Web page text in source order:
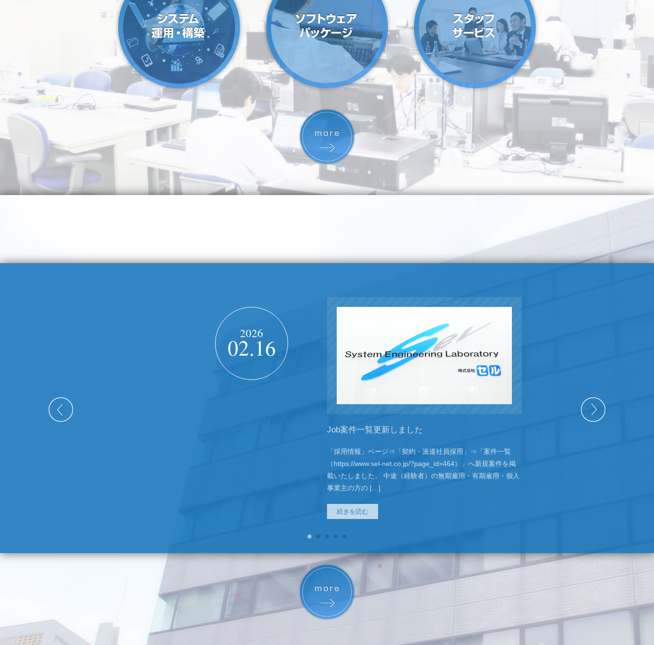
2026
02.16
Job案件一覧更新しました
「採用情報」ページ⇒「契約・派遣社員採用」⇒「案件一覧
（https://www.sel-net.co.jp/?page_id=464）」へ新規案件を掲
載いたしました。 中途（経験者）の無期雇用・有期雇用・個人
事業主の方の […]
続きを読む